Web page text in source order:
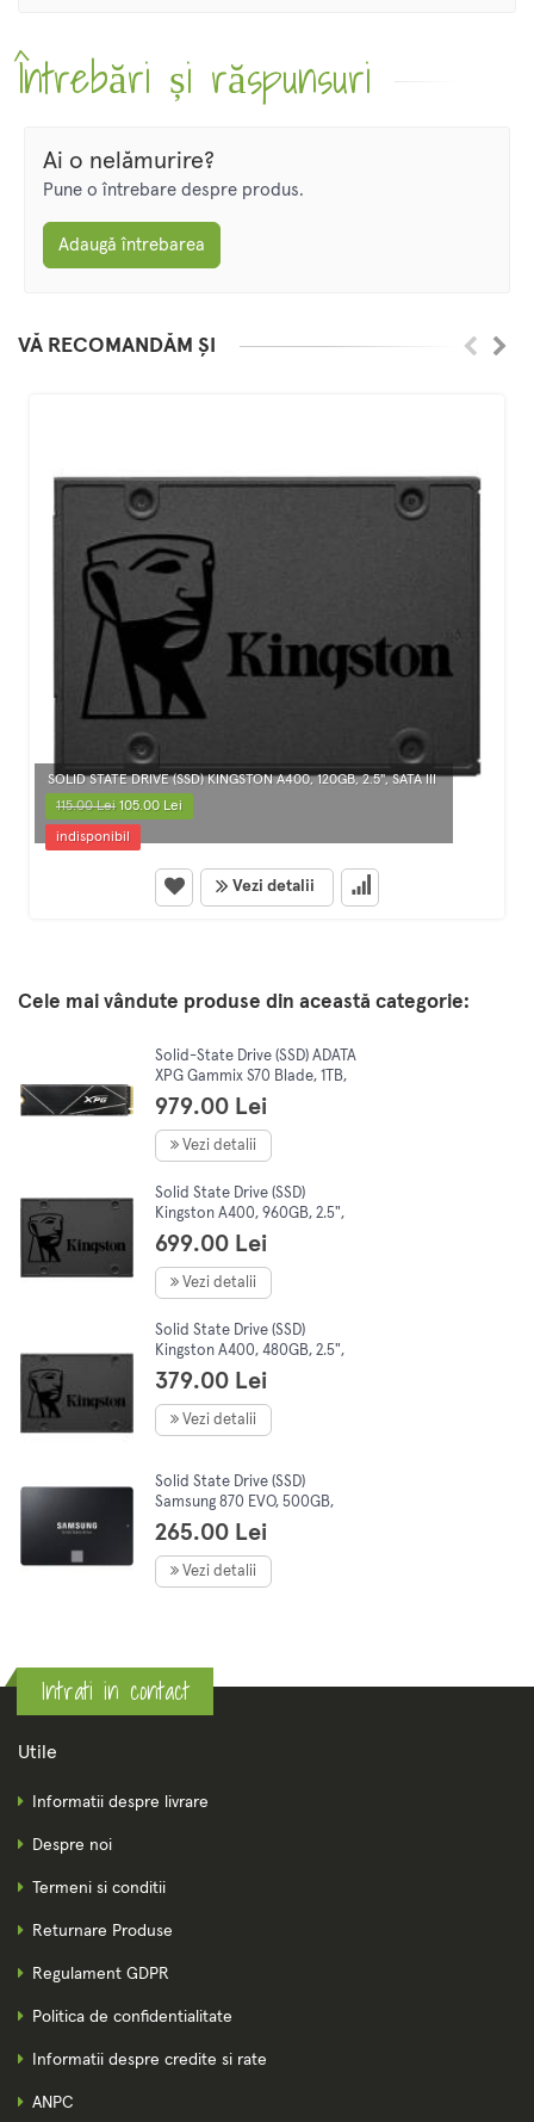
Întrebări și răspunsuri
Ai o nelămurire?
Pune o întrebare despre produs.
Adaugă întrebarea
VĂ RECOMANDĂM ȘI
SOLID STATE DRIVE (SSD) KINGSTON A400, 120GB, 2.5", SATA III
115.00 Lei105.00 Lei
indisponibil
Vezi detalii
Cele mai vândute produse din această categorie:
Solid-State Drive (SSD) ADATA
XPG Gammix S70 Blade, 1TB,
PCI Express 4.0 x4, M.2,
AGAMMIXS70B-1T-CS
979.00 Lei
Vezi detalii
Solid State Drive (SSD)
Kingston A400, 960GB, 2.5",
SATA III
699.00 Lei
Vezi detalii
Solid State Drive (SSD)
Kingston A400, 480GB, 2.5",
SATA III
379.00 Lei
Vezi detalii
Solid State Drive (SSD)
Samsung 870 EVO, 500GB,
2.5", SATA III
265.00 Lei
Vezi detalii
Intrati in contact
Utile
Informatii despre livrare
Despre noi
Termeni si conditii
Returnare Produse
Regulament GDPR
Politica de confidentialitate
Informatii despre credite si rate
ANPC